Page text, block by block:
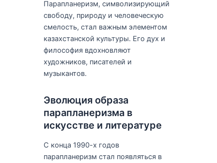
Парапланеризм, символизирующий
свободу, природу и человеческую
смелость, стал важным элементом
казахстанской культуры. Его дух и
философия вдохновляют
художников, писателей и
музыкантов.
Эволюция образа
парапланеризма в
искусстве и литературе
С конца 1990-х годов
парапланеризм стал появляться в